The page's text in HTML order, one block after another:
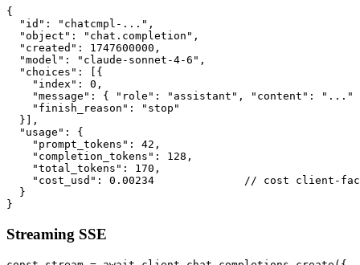
{
  "id": "chatcmpl-...",
  "object": "chat.completion",
  "created": 1747600000,
  "model": "claude-sonnet-4-6",
  "choices": [{
    "index": 0,
"message": { "role": "assistant", "content": "..."
    "finish_reason": "stop"
  }],
  "usage": {
    "prompt_tokens": 42,
    "completion_tokens": 128,
    "total_tokens": 170,
"cost_usd": 0.00234              // cost client-
  }
}
Streaming SSE